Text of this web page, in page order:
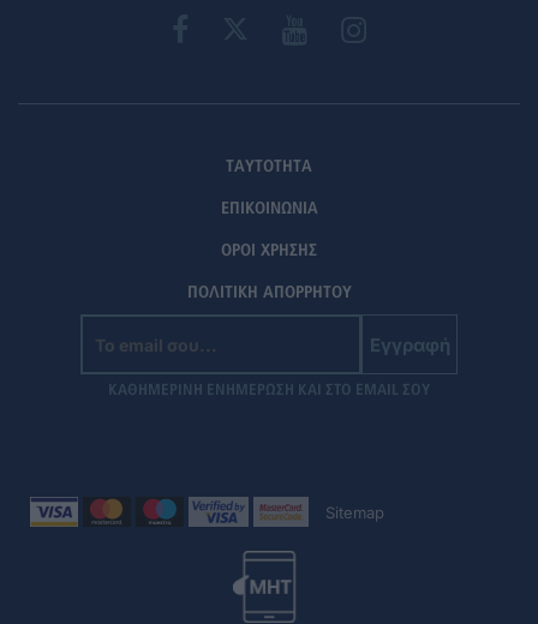
ΤΑΥΤΟΤΗΤΑ
ΕΠΙΚΟΙΝΩΝΙΑ
ΟΡΟΙ ΧΡΗΣΗΣ
ΠΟΛΙΤΙΚΗ ΑΠΟΡΡΗΤΟΥ
Εγγραφή
ΚΑΘΗΜΕΡΙΝΗ ΕΝΗΜΕΡΩΣΗ ΚΑΙ ΣΤΟ EMAIL ΣΟΥ
Sitemap